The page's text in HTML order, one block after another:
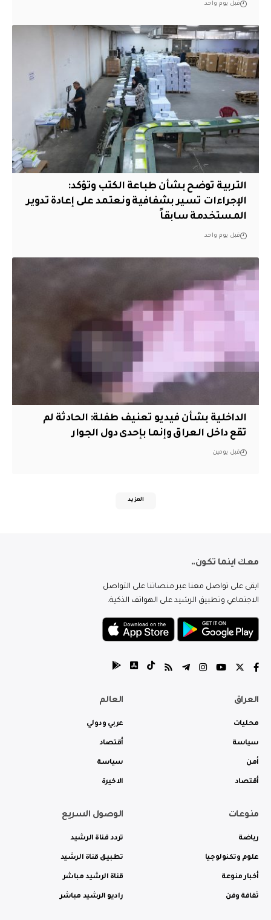
قبل يوم واحد
التربية توضح بشأن طباعة الكتب وتؤكد:
الإجراءات تسير بشفافية ونعتمد على إعادة تدوير
المستخدمة سابقاً
قبل يوم واحد
الداخلية بشأن فيديو تعنيف طفلة: الحادثة لم
تقع داخل العراق وإنما بإحدى دول الجوار
قبل يومين
المزيد
معك اينما تكون..
ابقى على تواصل معنا عبر منصاتنا على التواصل
الاجتماعي وتطبيق الرشيد على الهواتف الذكية.
العراق
محليات
سياسة
أمن
أقتصاد
العالم
عربي ودولي
أقتصاد
سياسة
الاخيرة
منوعات
رياضة
علوم وتكنولوجيا
أخبار منوعة
ثقافة وفن
الوصول السريع
تردد قناة الرشيد
تطبيق قناة الرشيد
قناة الرشيد مباشر
راديو الرشيد مباشر